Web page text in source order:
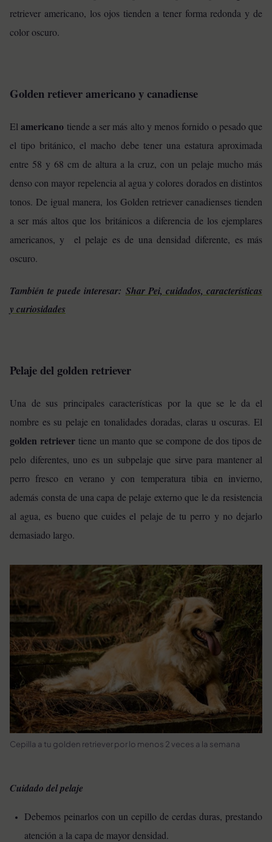
retriever americano, los ojos tienden a tener forma redonda y de
color oscuro.
Golden retiever americano y canadiense
Elamericano tiende a ser más alto y menos fornido o pesado que
el tipo británico, el macho debe tener una estatura aproximada
entre 58 y 68 cm de altura a la cruz, con un pelaje mucho más
denso con mayor repelencia al agua y colores dorados en distintos
tonos. De igual manera, los Golden retriever canadienses tienden
a ser más altos que los británicos a diferencia de los ejemplares
americanos, y el pelaje es de una densidad diferente, es más
oscuro.
También te puede interesar: Shar Pei, cuidados, características
y curiosidades
Pelaje del golden retriever
Una de sus principales características por la que se le da el
nombre es su pelaje en tonalidades doradas, claras u oscuras. El
golden retrievertiene un manto que se compone de dos tipos de
pelo diferentes, uno es un subpelaje que sirve para mantener al
perro fresco en verano y con temperatura tibia en invierno,
además consta de una capa de pelaje externo que le da resistencia
al agua, es bueno que cuides el pelaje de tu perro y no dejarlo
demasiado largo.
Cepilla a tu golden retriever por lo menos 2 veces a la semana
Cuidado del pelaje
Debemos peinarlos con un cepillo de cerdas duras, prestando
atención a la capa de mayor densidad.